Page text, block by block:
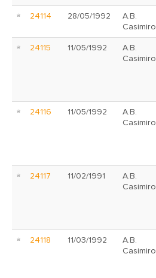
24114 28/05/1992
A.B.
Casimiro
24115 11/05/1992
A.B.
Casimiro
24116 11/05/1992
A.B.
Casimiro
24117 11/02/1991
A.B.
Casimiro
24118 11/03/1992
A.B.
Casimiro